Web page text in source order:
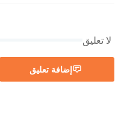
لا تعليق
إضافة تعليق